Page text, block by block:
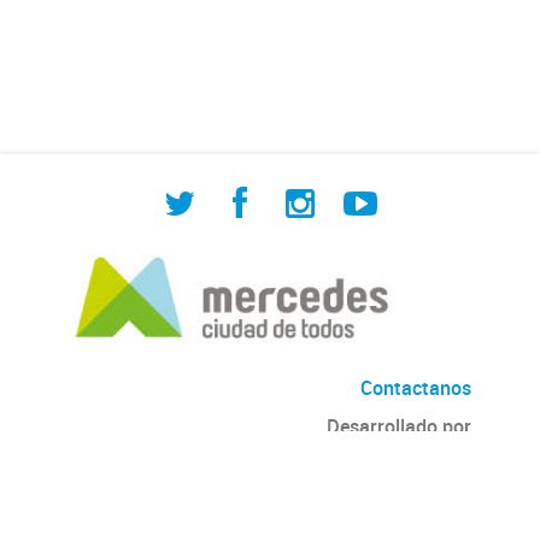
Contactanos
Desarrollado por